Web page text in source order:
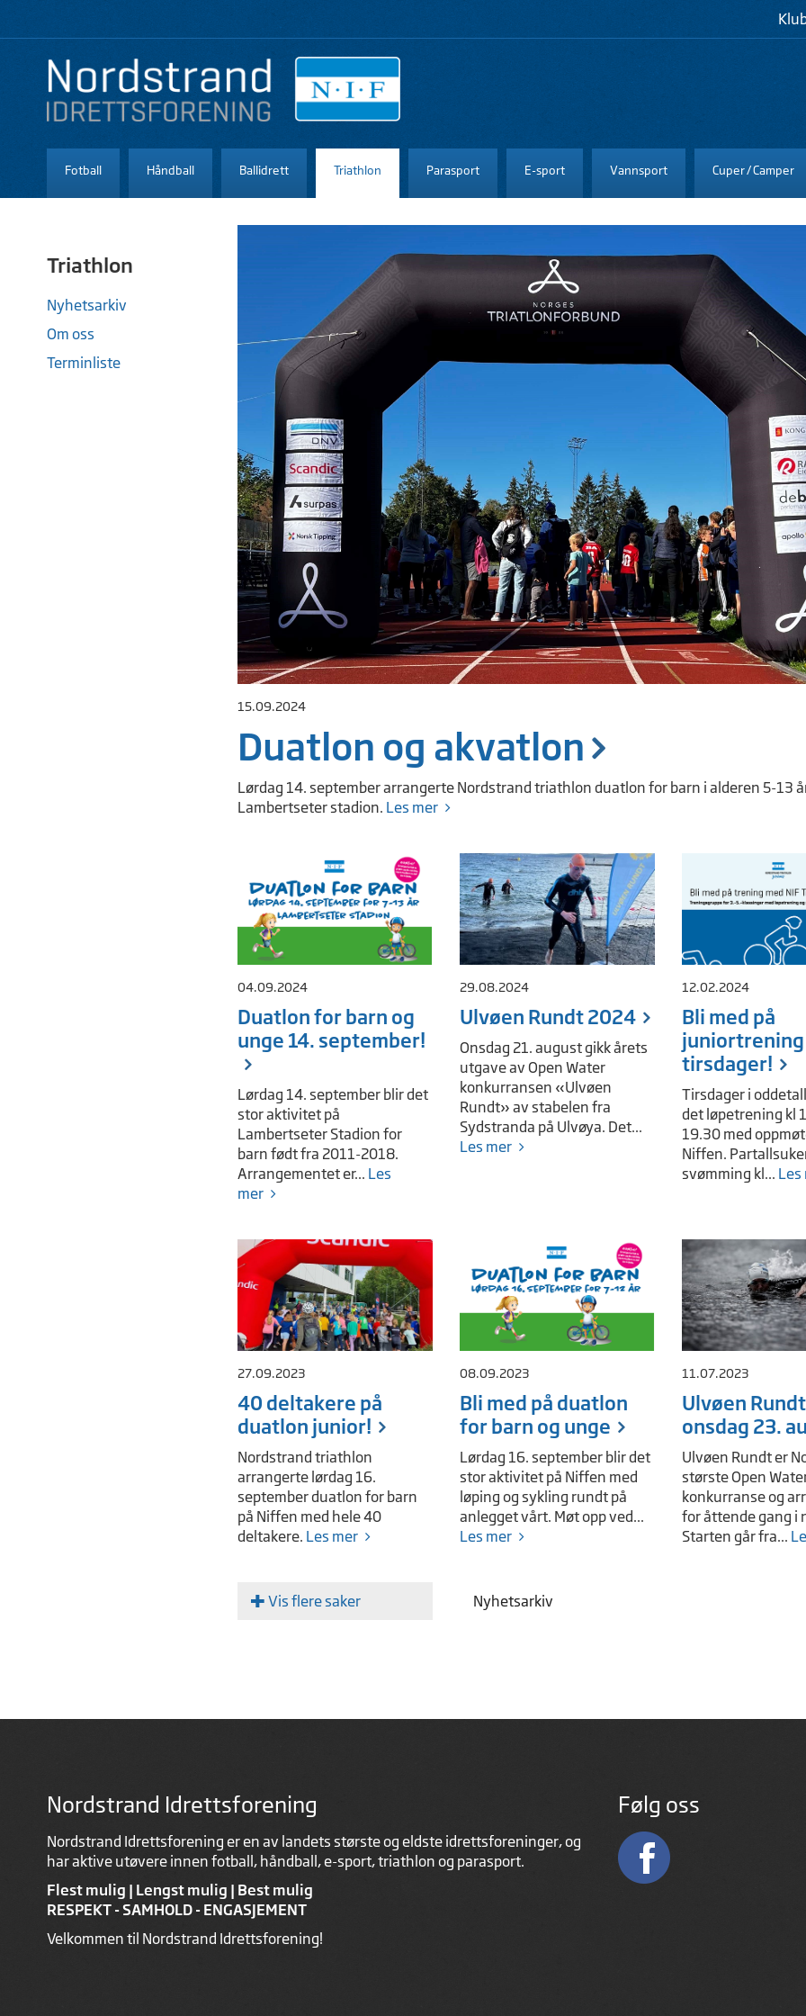
Fotball Håndball Ballidrett Triathlon Parasport E-sport Vannsport Cuper / Camper
Triathlon
Nyhetsarkiv
Om oss
Terminliste
15.09.2024
Duatlon og akvatlon
Lørdag 14. september arrangerte Nordstrand triathlon duatlon for barn i alderen 5-13
Lambertseter stadion. Les mer
04.09.2024
Duatlon for barn og
unge 14. september!
Lørdag 14. september blir det
stor aktivitet på
Lambertseter Stadion for
barn født fra 2011-2018.
Arrangementet er... Les
mer
29.08.2024
Ulvøen Rundt 2024
Onsdag 21. august gikk årets
utgave av Open Water
konkurransen «Ulvøen
Rundt» av stabelen fra
Sydstranda på Ulvøya. Det...
Les mer
12.02.2024
Bli med på
juniortrening
tirsdager!
Tirsdager i
det løpetrening kl
19.30 med
Niffen.
svømming kl... Les
27.09.2023
40 deltakere på
duatlon junior!
Nordstrand triathlon
arrangerte lørdag 16.
september duatlon for barn
på Niffen med hele 40
deltakere. Les mer
08.09.2023
Bli med på duatlon
for barn og unge
Lørdag 16. september blir det
stor aktivitet på Niffen med
løping og sykling rundt på
anlegget vårt. Møt opp ved...
Les mer
11.07.2023
Ulvøen Rundt
onsdag 23.
Ulvøen Rundt er
største Open
konkurranse og
for åttende gang i
Starten går fra...
Vis flere saker Nyhetsarkiv
Nordstrand Idrettsforening
Nordstrand Idrettsforening er en av landets største og eldste idrettsforeninger, og
har aktive utøvere innen fotball, håndball, e-sport, triathlon og parasport.
Flest mulig | Lengst mulig | Best mulig
RESPEKT - SAMHOLD - ENGASJEMENT
Velkommen til Nordstrand Idrettsforening!
Følg oss